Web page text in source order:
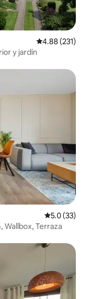
Calificación
4.88 (231)
y jardín
Calificación
5.0 (33)
Terraza